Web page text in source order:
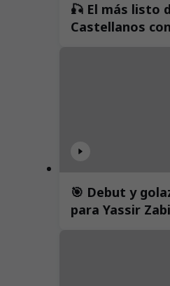
🎣 El más listo
Castellanos
🎯 Debut y
para Yassir